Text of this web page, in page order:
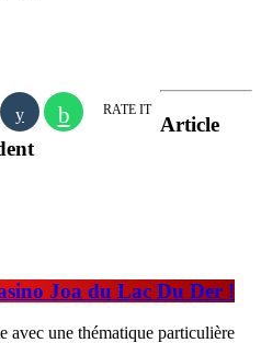
RATE IT
Article
Joa du Lac Du Der !
avec une thématique particulière